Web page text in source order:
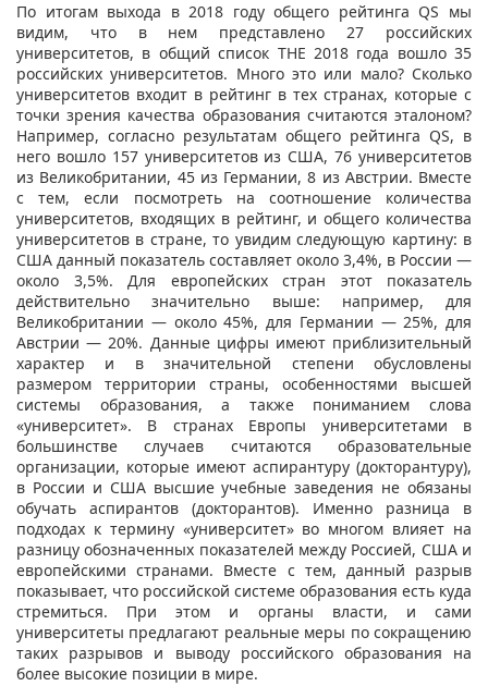
По итогам выхода в 2018 году общего рейтинга QS мы
видим, что в нем представлено 27 российских
университетов, в общий список THE 2018 года вошло 35
российских университетов. Много это или мало? Сколько
университетов входит в рейтинг в тех странах, которые с
точки зрения качества образования считаются эталоном?
Например, согласно результатам общего рейтинга QS, в
него вошло 157 университетов из США, 76 университетов
из Великобритании, 45 из Германии, 8 из Австрии. Вместе
с тем, если посмотреть на соотношение количества
университетов, входящих в рейтинг, и общего количества
университетов в стране, то увидим следующую картину: в
США данный показатель составляет около 3,4%, в России —
около 3,5%. Для европейских стран этот показатель
действительно значительно выше: например, для
Великобритании — около 45%, для Германии — 25%, для
Австрии — 20%. Данные цифры имеют приблизительный
характер и в значительной степени обусловлены
размером территории страны, особенностями высшей
системы образования, а также пониманием слова
«университет». В странах Европы университетами в
большинстве случаев считаются образовательные
организации, которые имеют аспирантуру (докторантуру),
в России и США высшие учебные заведения не обязаны
обучать аспирантов (докторантов). Именно разница в
подходах к термину «университет» во многом влияет на
разницу обозначенных показателей между Россией, США и
европейскими странами. Вместе с тем, данный разрыв
показывает, что российской системе образования есть куда
стремиться. При этом и органы власти, и сами
университеты предлагают реальные меры по сокращению
таких разрывов и выводу российского образования на
более высокие позиции в мире.